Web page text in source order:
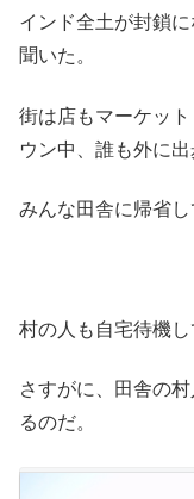
インド全土が封鎖
聞いた。
街は店もマーケッ
ウン中、誰も外に
みんな田舎に帰省し
村の人も自宅待機し
さすがに、田舎の
るのだ。